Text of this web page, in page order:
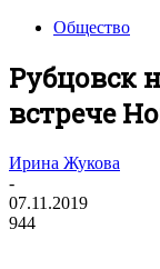
Общество
Рубцовск
встрече
Ирина Жукова
-
07.11.2019
944